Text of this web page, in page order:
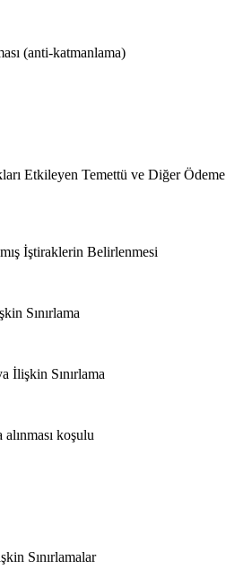
(anti-katmanlama)
Etkileyen Temettü ve Diğer Ödeme
İştiraklerin Belirlenmesi
Sınırlama
İlişkin Sınırlama
koşulu
Sınırlamalar